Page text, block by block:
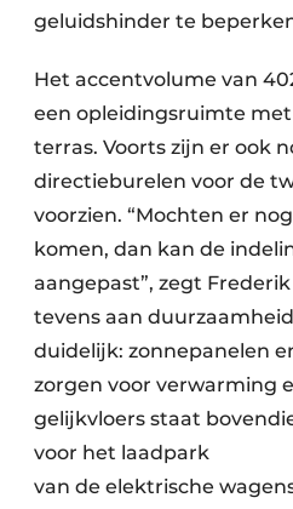
geluidshinder te
Het accentvolume van
een opleidingsruimte
terras. Voorts zijn er ook
directieburelen voor de
voorzien. “Mochten er
komen, dan kan de
aangepast”, zegt
tevens aan
duidelijk: zonnepanelen
zorgen voor verwarming
gelijkvloers staat
voor het laadpark
van de elektrische